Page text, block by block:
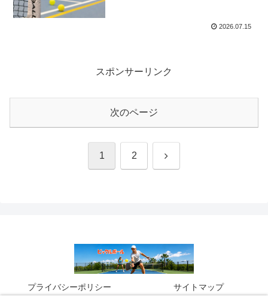
2026.07.15
スポンサーリンク
次のページ
1 2 次
プライバシーポリシー サイトマップ